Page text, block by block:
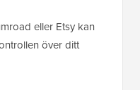
eller Etsy kan
över ditt